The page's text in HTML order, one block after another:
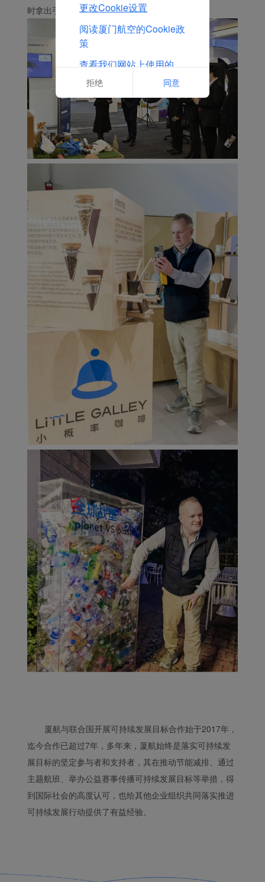
时拿出手机拍照记录，频频点头。
厦航与联合国开展可持续发展目标合作始于2017年，
迄今合作已超过7年，多年来，厦航始终是落实可持续发
展目标的坚定参与者和支持者，其在推动节能减排、通过
主题航班、举办公益赛事传播可持续发展目标等举措，得
到国际社会的高度认可，也给其他企业组织共同落实推进
可持续发展行动提供了有益经验。
更改Cookie设置
阅读厦门航空的Cookie政
策
查看我们网站上使用的
Cookie的完整列表
拒绝 同意